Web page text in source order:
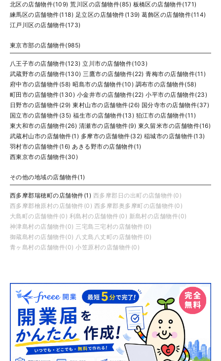
北区の店舗物件(109) 荒川区の店舗物件(85) 板橋区の店舗物件(171)
練馬区の店舗物件(118) 足立区の店舗物件(139) 葛飾区の店舗物件(114)
江戸川区の店舗物件(173)
東京市部の店舗物件(985)
八王子市の店舗物件(123) 立川市の店舗物件(103)
武蔵野市の店舗物件(130) 三鷹市の店舗物件(22) 青梅市の店舗物件(11)
府中市の店舗物件(58) 昭島市の店舗物件(10) 調布市の店舗物件(58)
町田市の店舗物件(130) 小金井市の店舗物件(22) 小平市の店舗物件(23)
日野市の店舗物件(29) 東村山市の店舗物件(26) 国分寺市の店舗物件(37)
国立市の店舗物件(35) 福生市の店舗物件(13) 狛江市の店舗物件(11)
東大和市の店舗物件(26) 清瀬市の店舗物件(9) 東久留米市の店舗物件(16)
武蔵村山市の店舗物件(1) 多摩市の店舗物件(32) 稲城市の店舗物件(13)
羽村市の店舗物件(16) あきる野市の店舗物件(1)
西東京市の店舗物件(30)
その他の地域の店舗物件(1)
西多摩郡瑞穂町の店舗物件(1) 西多摩郡日の出町の店舗物件(0)
西多摩郡檜原村の店舗物件(0) 西多摩郡奥多摩町の店舗物件(0)
大島町の店舗物件(0) 利島村の店舗物件(0) 新島村の店舗物件(0)
神津島村の店舗物件(0) 三宅島三宅村の店舗物件(0)
御蔵島村の店舗物件(0) 八丈島八丈町の店舗物件(0)
青ヶ島村の店舗物件(0) 小笠原村の店舗物件(0)